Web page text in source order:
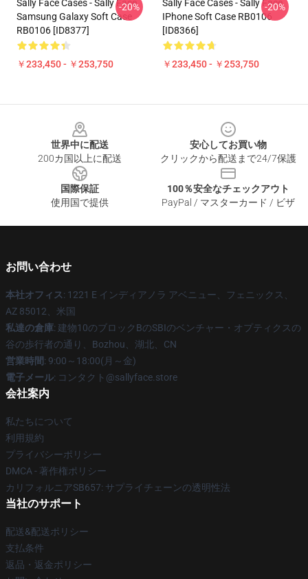
Sally Face Cases - Sally Face
Samsung Galaxy Soft Case
RB0106 [ID8377]
￥233,450 - ￥253,750
-20%
Sally Face Cases - Sally Face
IPhone Soft Case RB0106
[ID8366]
￥233,450 - ￥253,750
-20%
世界中に配送
200カ国以上に配送
安心してお買い物
クリックから配送まで24/7保護
国際保証
使用国で提供
100％安全なチェックアウト
PayPal / マスターカード / ビザ
お問い合わせ
本社オフィス: 1221 E インディアノラ アベニュー、フェニックス、
AZ 85012、米国
私達の倉庫: 建物10のブロックBのSBIのベンチャー・オプティクスの
谷の歩行者の通り、Bozhou、湖北、CN
営業時間: 9:00～18:00(月～金)
電子メール: コンタクト@sallyface.store
会社案内
私たちについて
利用規約
プライバシーポリシー
DMCA - 著作権ポリシー
カリフォルニアSB657: サプライチェーンの透明性法
当社のサポート
配送&配送ポリシー
支払条件
返品・返金ポリシー